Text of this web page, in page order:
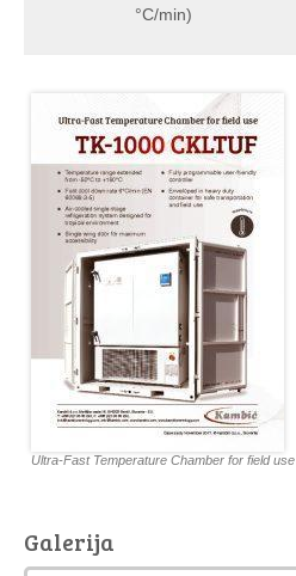
°C/min)
Ultra-Fast Temperature Chamber for field use
Galerija